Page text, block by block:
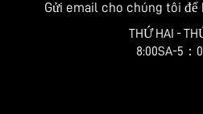
Gửi email cho chúng tôi
THỨ HAI -
8:00SA-5：